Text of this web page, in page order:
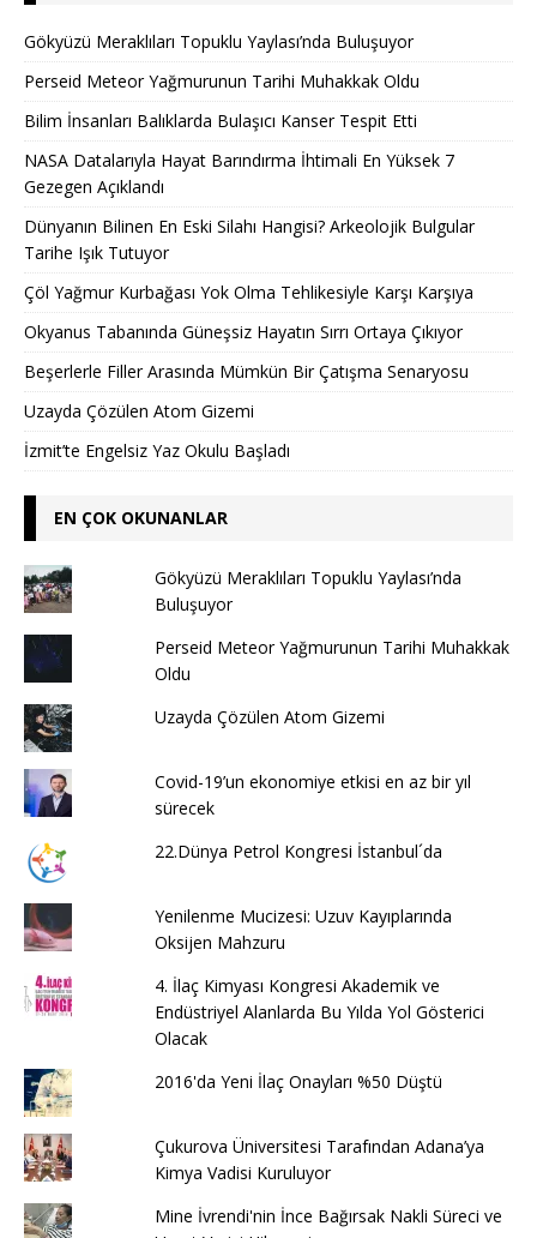
Gökyüzü Meraklıları Topuklu Yaylası’nda Buluşuyor
Perseid Meteor Yağmurunun Tarihi Muhakkak Oldu
Bilim İnsanları Balıklarda Bulaşıcı Kanser Tespit Etti
NASA Datalarıyla Hayat Barındırma İhtimali En Yüksek 7
Gezegen Açıklandı
Dünyanın Bilinen En Eski Silahı Hangisi? Arkeolojik Bulgular
Tarihe Işık Tutuyor
Çöl Yağmur Kurbağası Yok Olma Tehlikesiyle Karşı Karşıya
Okyanus Tabanında Güneşsiz Hayatın Sırrı Ortaya Çıkıyor
Beşerlerle Filler Arasında Mümkün Bir Çatışma Senaryosu
Uzayda Çözülen Atom Gizemi
İzmit’te Engelsiz Yaz Okulu Başladı
EN ÇOK OKUNANLAR
Gökyüzü Meraklıları Topuklu Yaylası’nda
Buluşuyor
Perseid Meteor Yağmurunun Tarihi Muhakkak
Oldu
Uzayda Çözülen Atom Gizemi
Covid-19’un ekonomiye etkisi en az bir yıl
sürecek
22.Dünya Petrol Kongresi İstanbul´da
Yenilenme Mucizesi: Uzuv Kayıplarında
Oksijen Mahzuru
4. İlaç Kimyası Kongresi Akademik ve
Endüstriyel Alanlarda Bu Yılda Yol Gösterici
Olacak
2016'da Yeni İlaç Onayları %50 Düştü
Çukurova Üniversitesi Tarafından Adana’ya
Kimya Vadisi Kuruluyor
Mine İvrendi'nin İnce Bağırsak Nakli Süreci ve